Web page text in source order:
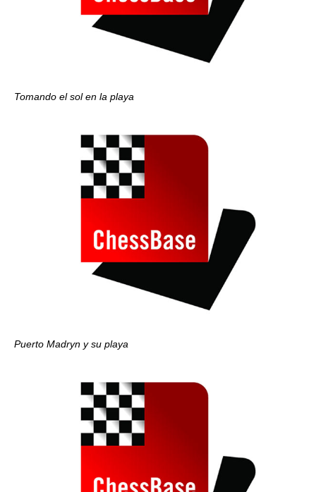
Tomando el sol en la playa
Puerto Madryn y su playa